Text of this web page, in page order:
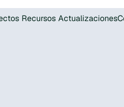
Recursos Actualizaciones